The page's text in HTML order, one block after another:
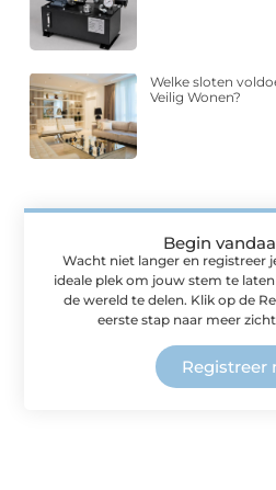
Welke sloten
Veilig Wonen?
Begin
Wacht niet langer en registreer
ideale plek om jouw stem te
de wereld te delen. Klik op de
eerste stap naar meer
Registreer